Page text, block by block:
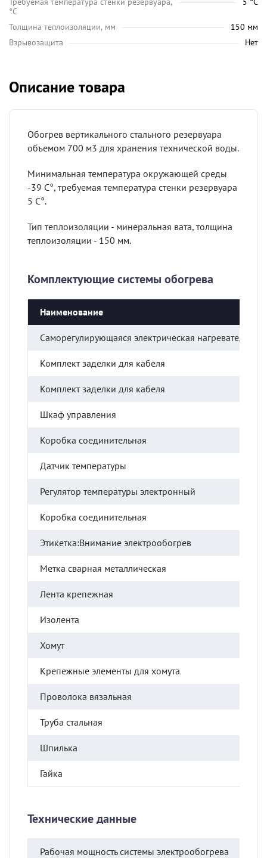
°C
Толщина теплоизоляции, мм
150 мм
Взрывозащита
Нет
Описание товара
Обогрев вертикального стального резервуара
объемом 700 м3 для хранения технической воды.
Минимальная температура окружающей среды
-39 С°, требуемая температура стенки резервуара
5 С°.
Тип теплоизоляции - минеральная вата, толщина
теплоизоляции - 150 мм.
Комплектующие системы обогрева
Наименование
Саморегулирующаяся электрическая нагревательная
Комплект заделки для кабеля
Комплект заделки для кабеля
Шкаф управления
Коробка соединительная
Датчик температуры
Регулятор температуры электронный
Коробка соединительная
Этикетка:Внимание электрообогрев
Метка сварная металлическая
Лента крепежная
Изолента
Хомут
Крепежные элементы для хомута
Проволока вязальная
Труба стальная
Шпилька
Гайка
Технические данные
Рабочая мощность системы электрообогрева